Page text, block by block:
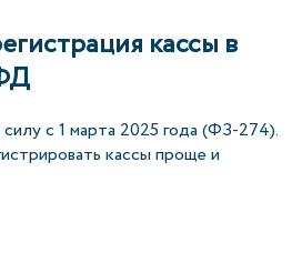
кассы в
с 1 марта 2025 года (ФЗ-274).
кассы проще и